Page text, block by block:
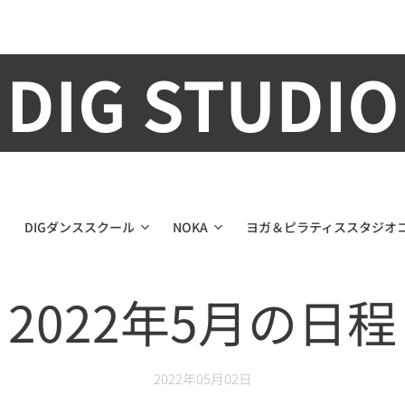
DIG STUDIO
DIGダンススクール NOKA ヨガ＆ピラティススタジオ
2022年5月の日程
2022年05月02日